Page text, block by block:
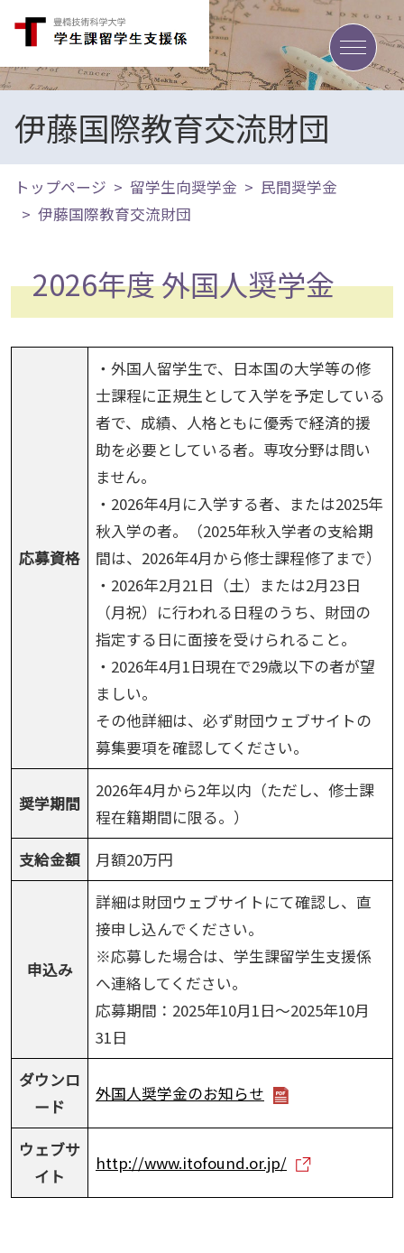
toggle
伊藤国際教育交流財団
トップページ 留学生向奨学金
民間奨学金
伊藤国際教育交流財団
2026年度 外国人奨学金
応募資格
・外国人留学生で、日本国の大学等の修
士課程に正規生として入学を予定している
者で、成績、人格ともに優秀で経済的援
助を必要としている者。専攻分野は問い
ません。
・2026年4月に入学する者、または2025年
秋入学の者。（2025年秋入学者の支給期
間は、2026年4月から修士課程修了まで）
・2026年2月21日（土）または2月23日
（月祝）に行われる日程のうち、財団の
指定する日に面接を受けられること。
・2026年4月1日現在で29歳以下の者が望
ましい。
その他詳細は、必ず財団ウェブサイトの
募集要項を確認してください。
奨学期間
2026年4月から2年以内（ただし、修士課
程在籍期間に限る。）
支給金額
月額20万円
申込み
詳細は財団ウェブサイトにて確認し、直
接申し込んでください。
※応募した場合は、学生課留学生支援係
へ連絡してください。
応募期間：2025年10月1日～2025年10月
31日
ダウンロ
ード
外国人奨学金のお知らせ
ウェブサ
イト
http://www.itofound.or.jp/